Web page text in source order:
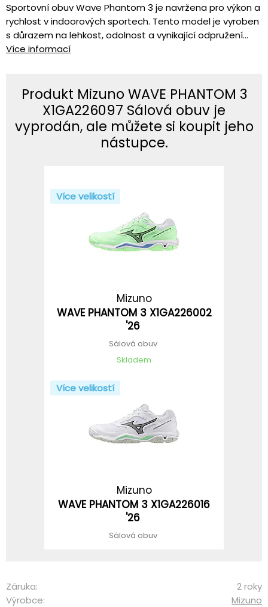
Sportovní obuv Wave Phantom 3 je navržena pro výkon a
rychlost v indoorových sportech. Tento model je vyroben
s důrazem na lehkost, odolnost a vynikající odpružení...
Více informací
Produkt Mizuno WAVE PHANTOM 3
X1GA226097 Sálová obuv je
vyprodán, ale můžete si koupit jeho
nástupce.
Více velikostí
Mizuno
WAVE PHANTOM 3 X1GA226002
'26
Sálová obuv
Skladem
Více velikostí
Mizuno
WAVE PHANTOM 3 X1GA226016
'26
Sálová obuv
Záruka:
2 roky
Výrobce:
Mizuno